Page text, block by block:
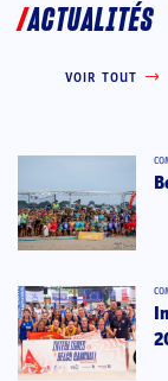
ACTUALITÉS
VOIR TOUT